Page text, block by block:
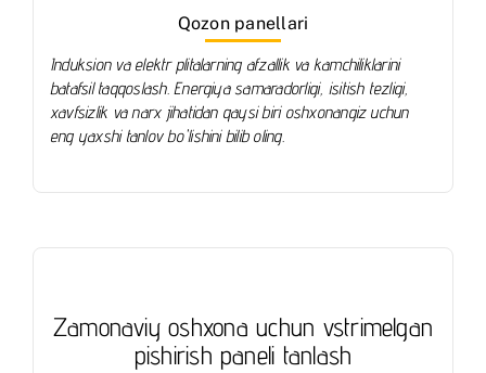
Qozon panellari
Induksion va elektr plitalarning afzallik va kamchiliklarini
batafsil taqqoslash. Energiya samaradorligi, isitish tezligi,
xavfsizlik va narx jihatidan qaysi biri oshxonangiz uchun
eng yaxshi tanlov bo'lishini bilib oling.
Zamonaviy oshxona uchun vstrimelgan
pishirish paneli tanlash